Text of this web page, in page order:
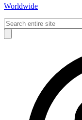
Worldwide